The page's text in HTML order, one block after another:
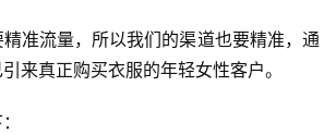
准流量，所以我们的渠道也要精准，通
来真正购买衣服的年轻女性客户。